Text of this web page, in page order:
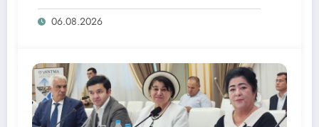
06.08.2026